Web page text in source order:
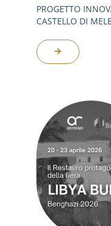
PROGETTO
CASTELLO DI